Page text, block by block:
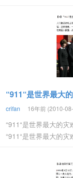
“911“是世界最大
crifan 16年前 (2010-
“911“是世界最大的
“911“是世界最大的灾